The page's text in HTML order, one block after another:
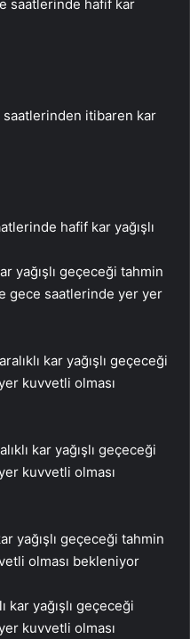
saatlerinde hafif kar
saatlerinden itibaren kar
hafif kar yağışlı
yağışlı geçeceği tahmin
gece saatlerinde yer yer
kar yağışlı geçeceği
kuvvetli olması
kar yağışlı geçeceği
kuvvetli olması
yağışlı geçeceği tahmin
olması bekleniyor
kar yağışlı geçeceği
kuvvetli olması